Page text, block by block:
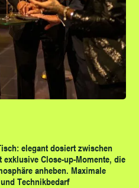
elegant dosiert zwischen
Close-up-Momente, die
anheben. Maximale
Technikbedarf